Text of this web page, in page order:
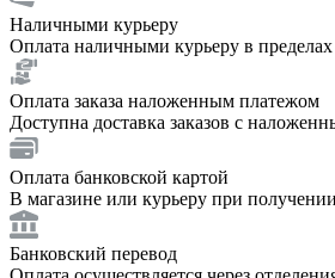
Наличными курьеру
Оплата наличными курьеру в
Оплата заказа наложенным платежом
Доступна доставка заказов с
Оплата банковской картой
В магазине или курьеру при
Банковский перевод